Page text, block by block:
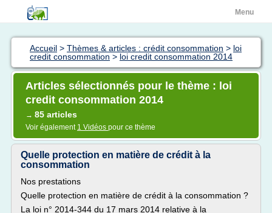
Menu
Accueil > Thèmes & articles : crédit consommation > loi
credit consommation > loi credit consommation 2014
Articles sélectionnés pour le thème : loi
credit consommation 2014
→ 85 articles
Voir également 1 Vidéos pour ce thème
Quelle protection en matière de crédit à la
consommation
Nos prestations
Quelle protection en matière de crédit à la consommation ?
La loi n° 2014-344 du 17 mars 2014 relative à la